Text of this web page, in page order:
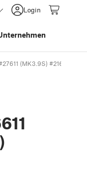
Login
(MK3.9S) #21611